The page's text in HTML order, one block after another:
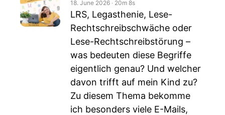
18. June 2026 ‧ 20m 8s
LRS, Legasthenie, Lese-
Rechtschreibschwäche oder
Lese-Rechtschreibstörung –
was bedeuten diese Begriffe
eigentlich genau? Und welcher
davon trifft auf mein Kind zu?
Zu diesem Thema bekomme
ich besonders viele E-Mails,